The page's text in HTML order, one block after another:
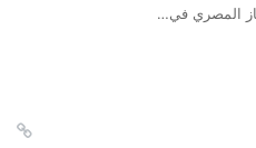
المصري في…